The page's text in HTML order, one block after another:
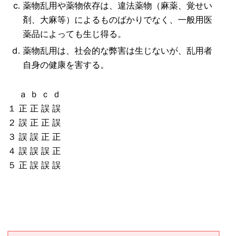
薬物乱用や薬物依存は、違法薬物（麻薬、覚せい
剤、大麻等）によるものばかりでなく、一般用医
薬品によっても生じ得る。
薬物乱用は、社会的な弊害は生じないが、乱用者
自身の健康を害する。
ａ ｂ ｃ ｄ
１ 正 正 誤 誤
２ 誤 正 正 誤
３ 誤 誤 正 正
４ 誤 誤 誤 正
５ 正 誤 誤 誤